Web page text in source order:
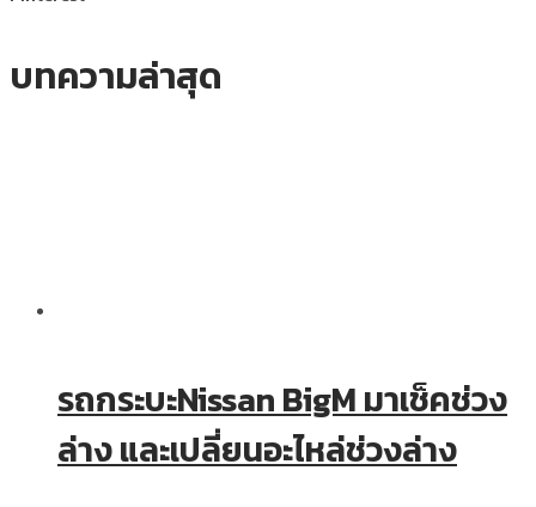
บทความล่าสุด
รถกระบะNissan BigM มาเช็คช่วง
ล่าง และเปลี่ยนอะไหล่ช่วงล่าง